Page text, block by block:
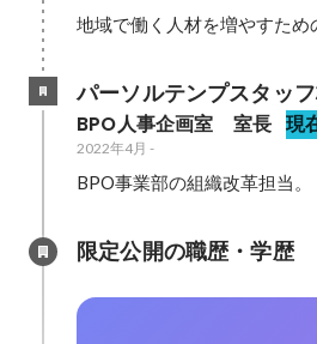
地域で働く人材を増やすため
パーソルテンプスタッ
BPO人事企画室　室長 現
2022年4月 -
BPO事業部の組織改革担当。
限定公開の職歴・学歴